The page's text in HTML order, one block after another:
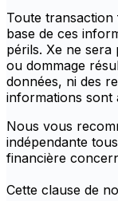
Toute
base de ces
périls. Xe ne
ou dommage
données, ni des
informations sont
Nous vous
indépendante
financière
Cette clause de